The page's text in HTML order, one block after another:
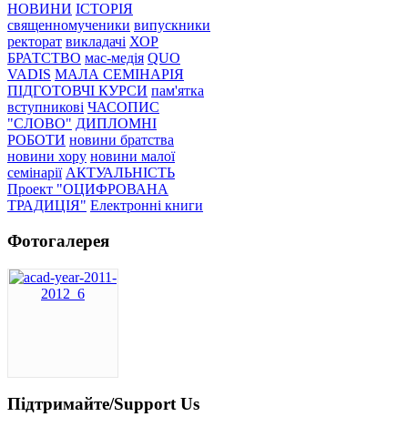
НОВИНИ ІСТОРІЯ
священномученики випускники
ректорат викладачі ХОР
БРАТСТВО мас-медія QUO
VADIS МАЛА СЕМІНАРІЯ
ПІДГОТОВЧІ КУРСИ пам'ятка
вступникові ЧАСОПИС
"СЛОВО" ДИПЛОМНІ
РОБОТИ новини братства
новини хору новини малої
семінарії АКТУАЛЬНІСТЬ
Проект "ОЦИФРОВАНА
ТРАДИЦІЯ" Електронні книги
Фотогалерея
Підтримайте/Support Us